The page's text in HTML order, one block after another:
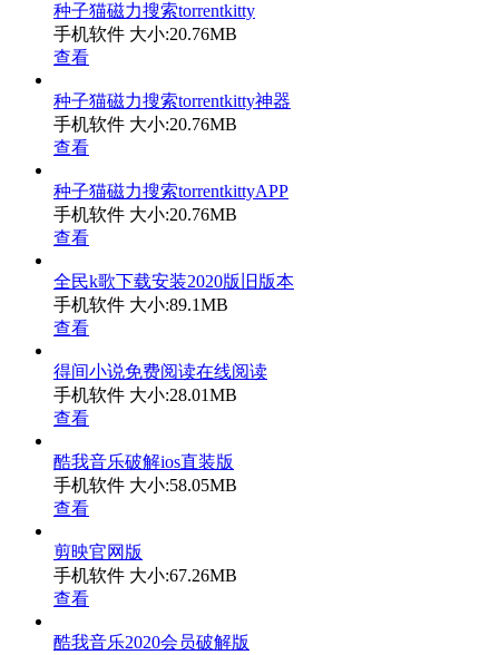
种子猫磁力搜索torrentkitty
手机软件 大小:20.76MB
查看
种子猫磁力搜索torrentkitty神器
手机软件 大小:20.76MB
查看
种子猫磁力搜索torrentkittyAPP
手机软件 大小:20.76MB
查看
全民k歌下载安装2020版旧版本
手机软件 大小:89.1MB
查看
得间小说免费阅读在线阅读
手机软件 大小:28.01MB
查看
酷我音乐破解ios直装版
手机软件 大小:58.05MB
查看
剪映官网版
手机软件 大小:67.26MB
查看
酷我音乐2020会员破解版